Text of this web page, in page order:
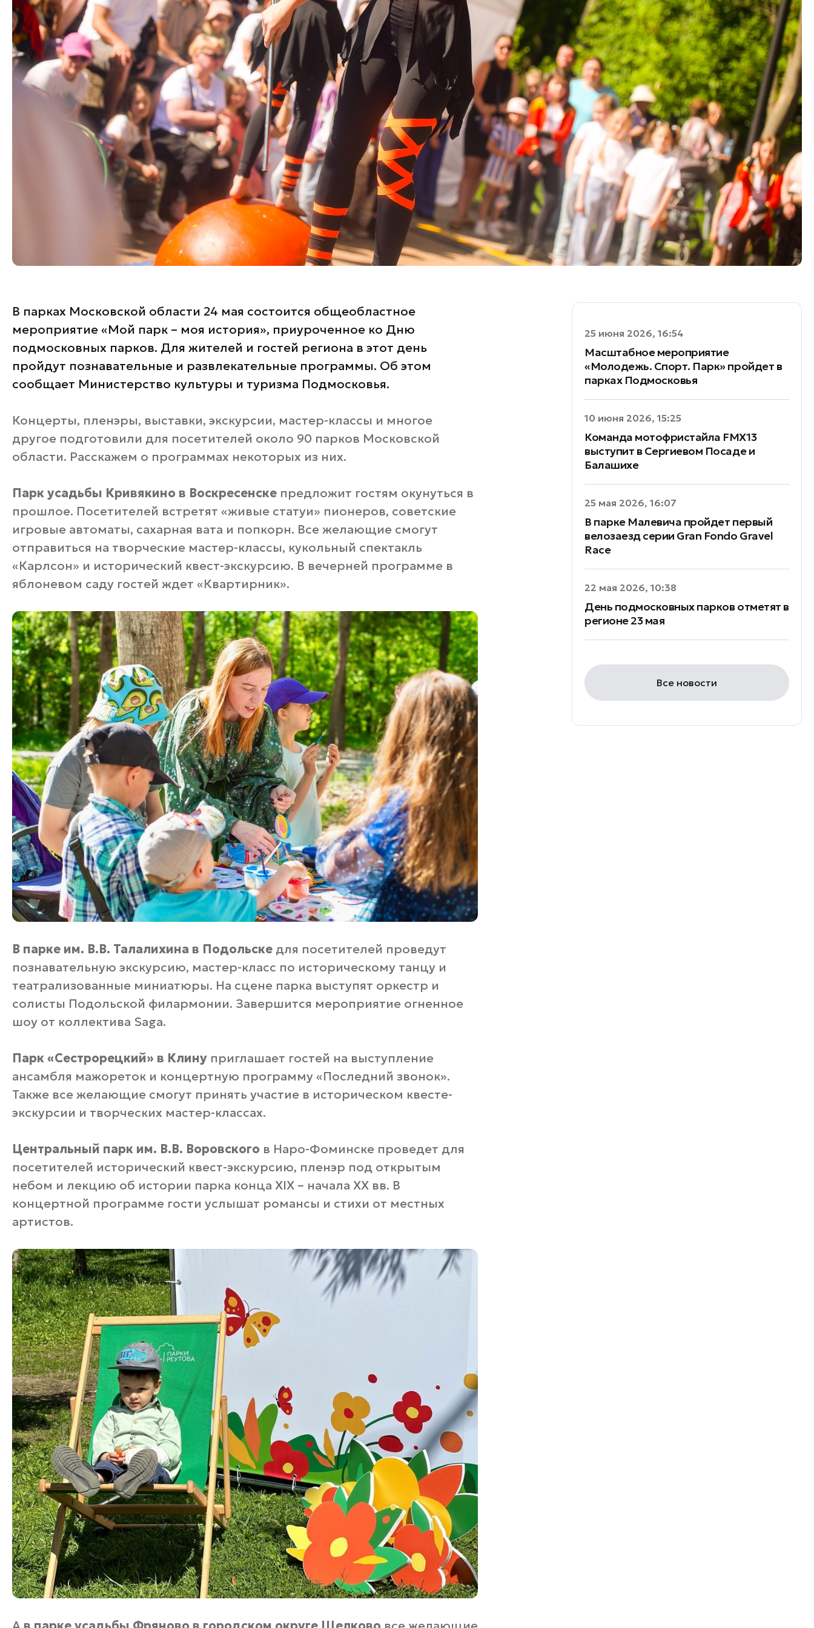
25 июня 2026, 16:54
Масштабное мероприятие
«Молодежь. Спорт. Парк» пройдет в
парках Подмосковья
10 июня 2026, 15:25
Команда мотофристайла FMX13
выступит в Сергиевом Посаде и
Балашихе
25 мая 2026, 16:07
В парке Малевича пройдет первый
велозаезд серии Gran Fondo Gravel
Race
22 мая 2026, 10:38
День подмосковных парков отметят в
регионе 23 мая
Все новости
В парках Московской области 24 мая состоится общеобластное
мероприятие «Мой парк – моя история», приуроченное ко Дню
подмосковных парков. Для жителей и гостей региона в этот день
пройдут познавательные и развлекательные программы. Об этом
сообщает Министерство культуры и туризма Подмосковья.
Концерты, пленэры, выставки, экскурсии, мастер-классы и многое
другое подготовили для посетителей около 90 парков Московской
области. Расскажем о программах некоторых из них.
Парк усадьбы Кривякино в Воскресенске предложит гостям окунуться в
прошлое. Посетителей встретят «живые статуи» пионеров, советские
игровые автоматы, сахарная вата и попкорн. Все желающие смогут
отправиться на творческие мастер-классы, кукольный спектакль
«Карлсон» и исторический квест-экскурсию. В вечерней программе в
яблоневом саду гостей ждет «Квартирник».
В парке им. В.В. Талалихина в Подольске для посетителей проведут
познавательную экскурсию, мастер-класс по историческому танцу и
театрализованные миниатюры. На сцене парка выступят оркестр и
солисты Подольской филармонии. Завершится мероприятие огненное
шоу от коллектива Saga.
Парк «Сестрорецкий» в Клину приглашает гостей на выступление
ансамбля мажореток и концертную программу «Последний звонок».
Также все желающие смогут принять участие в историческом квесте-
экскурсии и творческих мастер-классах.
Центральный парк им. В.В. Воровского в Наро-Фоминске проведет для
посетителей исторический квест-экскурсию, пленэр под открытым
небом и лекцию об истории парка конца XIX – начала XX вв. В
концертной программе гости услышат романсы и стихи от местных
артистов.